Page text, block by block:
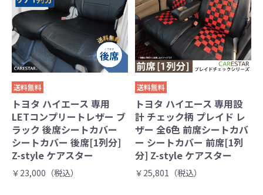
送料無料
トヨタ ハイエース 専用
LETコンプリートレザー ブ
ラック 後席シートカバー
シートカバー 後席[1列分]
Z-style ケアスター
￥23,000（税込）
送料無料
トヨタ ハイエース 専用設
計 チェック柄 プレイド レ
ザー 全6色 前席シートカバ
ー シートカバー 前席[1列
分] Z-style ケアスター
￥25,801（税込）